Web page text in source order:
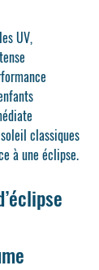
UV,
classiques
à une éclipse.